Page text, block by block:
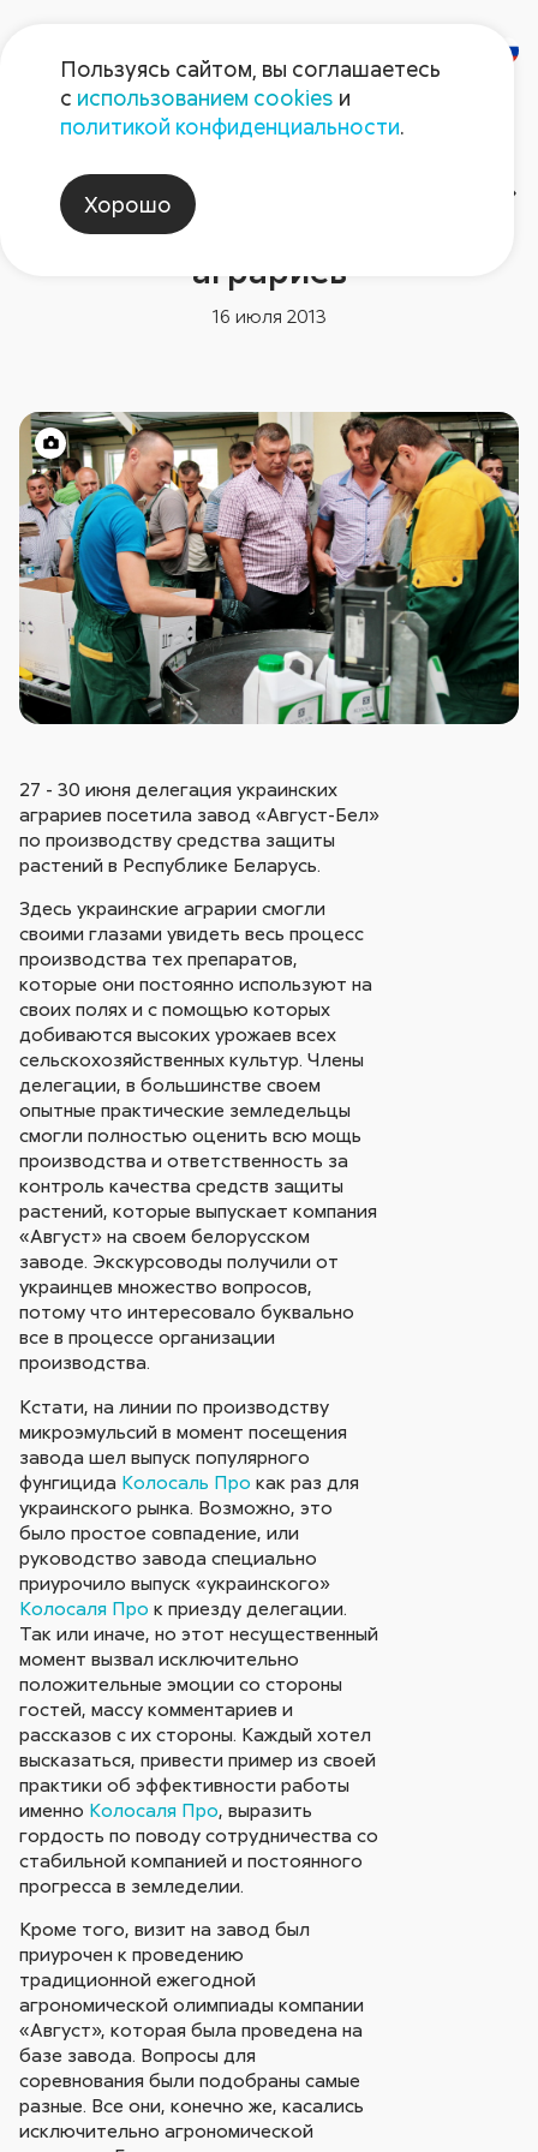
Новости компании
Беларусь: завод «Август-Бел»
принимает украинских
аграриев
16 июля 2013
27 - 30 июня делегация украинских
аграриев посетила завод «Август-Бел»
по производству средства защиты
растений в Республике Беларусь.
Здесь украинские аграрии смогли
своими глазами увидеть весь процесс
производства тех препаратов,
которые они постоянно используют на
своих полях и с помощью которых
добиваются высоких урожаев всех
сельскохозяйственных культур. Члены
делегации, в большинстве своем
опытные практические земледельцы
смогли полностью оценить всю мощь
производства и ответственность за
контроль качества средств защиты
растений, которые выпускает компания
«Август» на своем белорусском
заводе. Экскурсоводы получили от
украинцев множество вопросов,
потому что интересовало буквально
все в процессе организации
производства.
Кстати, на линии по производству
микроэмульсий в момент посещения
завода шел выпуск популярного
фунгицида Колосаль Про как раз для
украинского рынка. Возможно, это
было простое совпадение, или
руководство завода специально
приурочило выпуск «украинского»
Колосаля Про к приезду делегации.
Так или иначе, но этот несущественный
момент вызвал исключительно
положительные эмоции со стороны
гостей, массу комментариев и
рассказов с их стороны. Каждый хотел
высказаться, привести пример из своей
практики об эффективности работы
именно Колосаля Про, выразить
гордость по поводу сотрудничества со
стабильной компанией и постоянного
прогресса в земледелии.
Кроме того, визит на завод был
приурочен к проведению
традиционной ежегодной
агрономической олимпиады компании
«Август», которая была проведена на
базе завода. Вопросы для
соревнования были подобраны самые
разные. Все они, конечно же, касались
исключительно агрономической
Пользуясь сайтом, вы соглашаетесь
с использованием cookies и
политикой конфиденциальности.
Хорошо